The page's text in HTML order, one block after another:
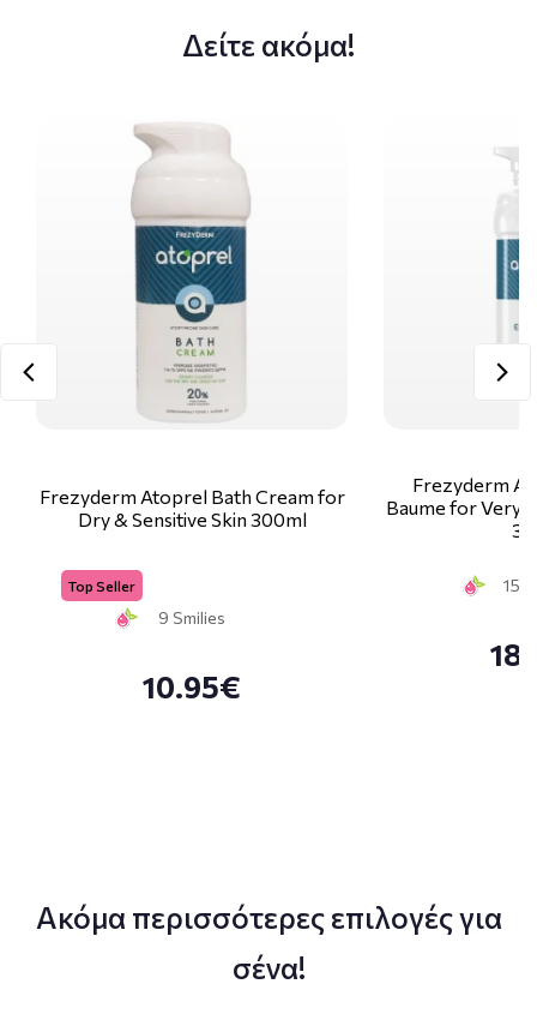
Δείτε ακόμα!
Frezyderm Atoprel Bath Cream for
Dry & Sensitive Skin 300ml
Top Seller
9 Smilies
10.95€
Frezyderm
Baume for Very
15
Ακόμα περισσότερες επιλογές για
σένα!